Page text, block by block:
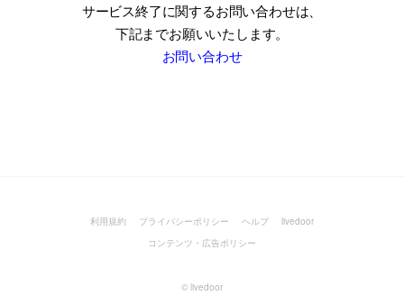
サービス終了に関するお問い合わせは、
下記までお願いいたします。
お問い合わせ
利用規約 プライバシーポリシー ヘルプ
livedoor
コンテンツ・広告ポリシー
© livedoor